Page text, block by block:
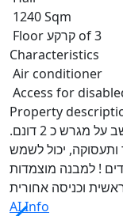
1240 Sqm
Floor קרקע of 3
Characteristics
Air conditioner
Access for
Property
למכירה מבנה תעשייה בצ׳ק פוסט נכס יושב על מגרש כ 2 דונם.
למסחר ותעסוקה, יכול לשמש
! למבנה מוצמדות
AI Info